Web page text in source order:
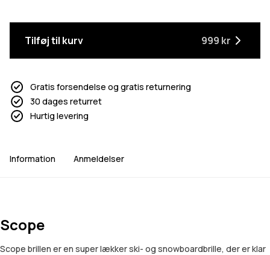
Tilføj til kurv 999 kr
Gratis forsendelse og gratis returnering
30 dages returret
Hurtig levering
Information Anmeldelser
Scope
Scope brillen er en super lækker ski- og snowboardbrille, der er klar